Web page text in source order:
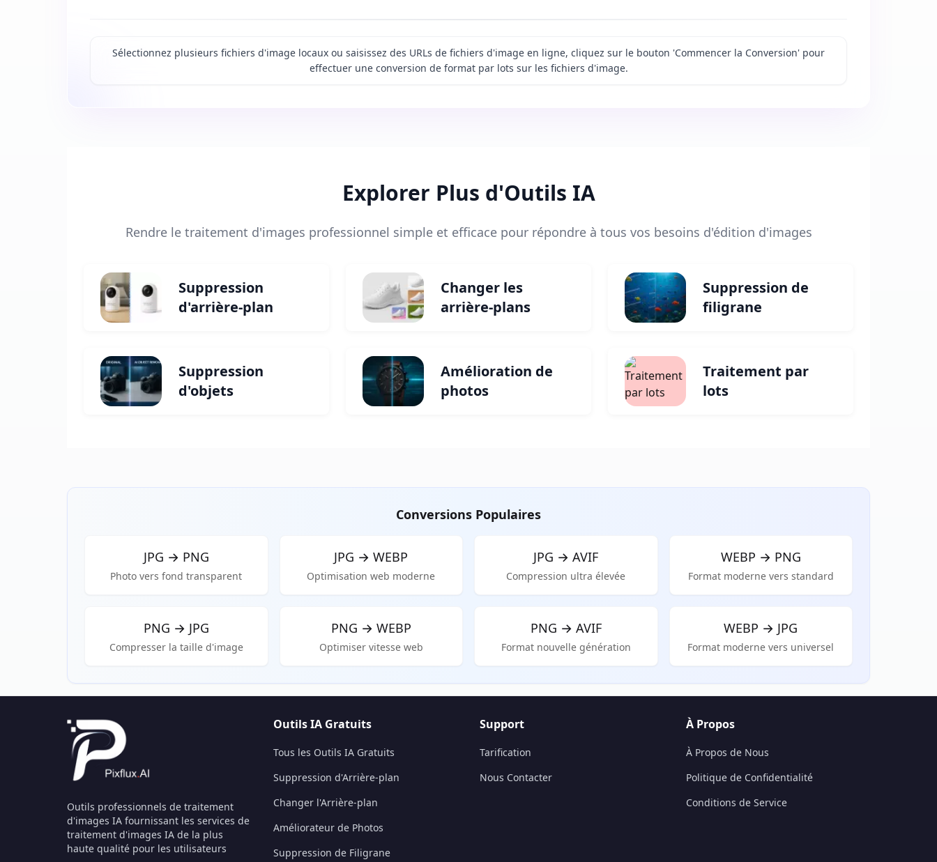
Sélectionnez plusieurs fichiers d'image locaux ou saisissez des URLs de fichiers d'image en ligne, cliquez sur le bouton 'Commencer la Conversion' pour
effectuer une conversion de format par lots sur les fichiers d'image.
Explorer Plus d'Outils IA
Rendre le traitement d'images professionnel simple et efficace pour répondre à tous vos besoins d'édition d'images
Suppression
d'arrière-plan
Changer les
arrière-plans
Suppression de
filigrane
Suppression
d'objets
Amélioration de
photos
Traitement par
lots
Conversions Populaires
JPG → PNG
Photo vers fond transparent
JPG →WEBP
Optimisation web moderne
JPG →AVIF
Compression ultra élevée
WEBP → PNG
Format moderne vers standard
PNG → JPG
Compresser la taille d'image
PNG → WEBP
Optimiser vitesse web
PNG → AVIF
Format nouvelle génération
WEBP → JPG
Format moderne vers universel
Outils professionnels de traitement
d'images IA fournissant les services de
traitement d'images IA de la plus
haute qualité pour les utilisateurs
Outils IA Gratuits
Tous les Outils IA Gratuits
Suppression d'Arrière-plan
Changer l'Arrière-plan
Améliorateur de Photos
Suppression de Filigrane
Support
Tarification
Nous Contacter
À Propos
À Propos de Nous
Politique de Confidentialité
Conditions de Service